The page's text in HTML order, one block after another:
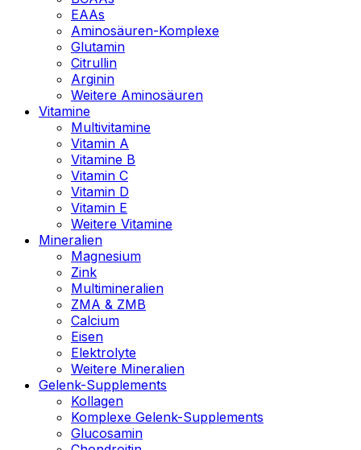
EAAs
Aminosäuren-Komplexe
Glutamin
Citrullin
Arginin
Weitere Aminosäuren
Vitamine
Multivitamine
Vitamin A
Vitamine B
Vitamin C
Vitamin D
Vitamin E
Weitere Vitamine
Mineralien
Magnesium
Zink
Multimineralien
ZMA & ZMB
Calcium
Eisen
Elektrolyte
Weitere Mineralien
Gelenk-Supplements
Kollagen
Komplexe Gelenk-Supplements
Glucosamin